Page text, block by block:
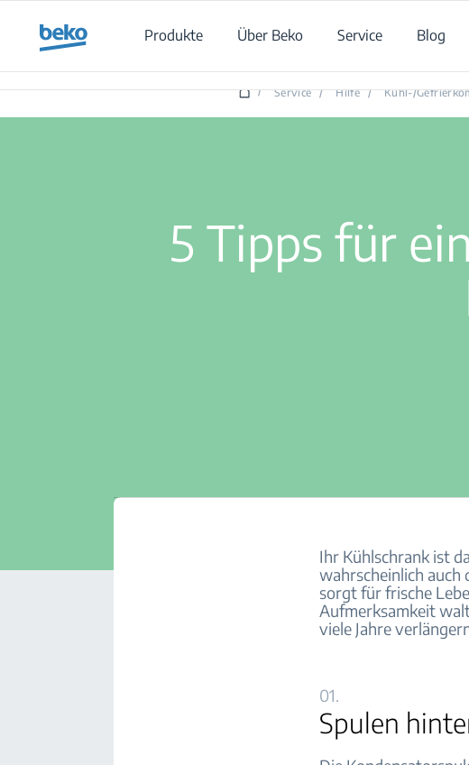
Produkte
Über Beko Service Blog
/ Service / Hilfe / Kühl-/
5 Tipps für
5
Ihr Kühlschrank ist
wahrscheinlich auch
sorgt für frische
Aufmerksamkeit
viele Jahre
01.
Spulen